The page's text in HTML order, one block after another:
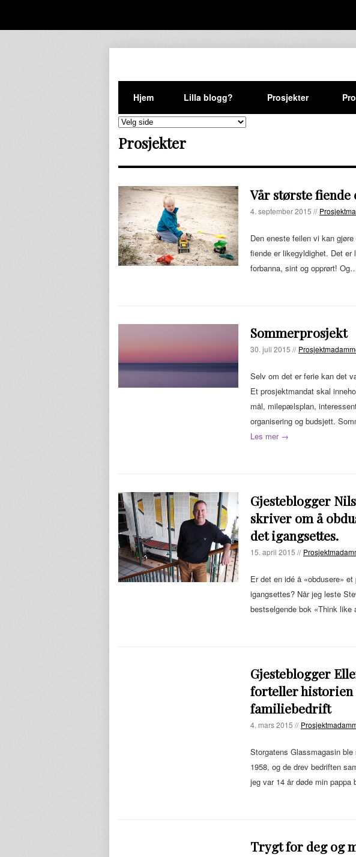
Hjem Lilla blogg? Prosjekter
Prosjekter
Vår største
4. september 2015 //
Den eneste feilen vi kan
fiende er likegyldighet. Det
forbanna, sint og opprørt!
Sommerprosjekt
30. juli 2015 //
Selv om det er ferie kan det
Et prosjektmandat skal
mål, milepælsplan,
organisering og budsjett.
Les mer →
Gjesteblogger
skriver om å
det igangsettes.
15. april 2015 //
Er det en idé å «obdusere»
igangsettes? Når jeg leste
bestselgende bok «Think
Gjesteblogger
forteller historien
familiebedrift
4. mars 2015 //
Storgatens Glassmagasin
1958, og de drev bedriften
jeg var 14 år døde min
Trygt for deg og